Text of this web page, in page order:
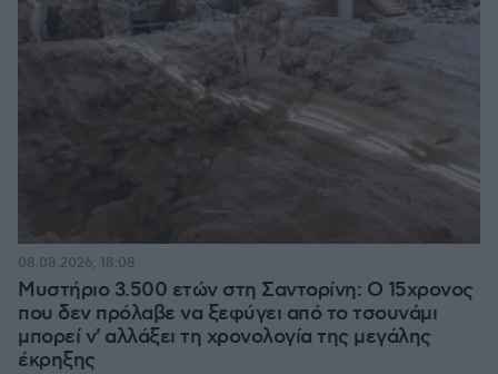
Μυστήριο 3.500 ετών στη Σαντορίνη: Ο 15χρονος
που δεν πρόλαβε να ξεφύγει από το τσουνάμι
μπορεί ν' αλλάξει τη χρονολογία της μεγάλης
έκρηξης
08.08.2026, 18:08